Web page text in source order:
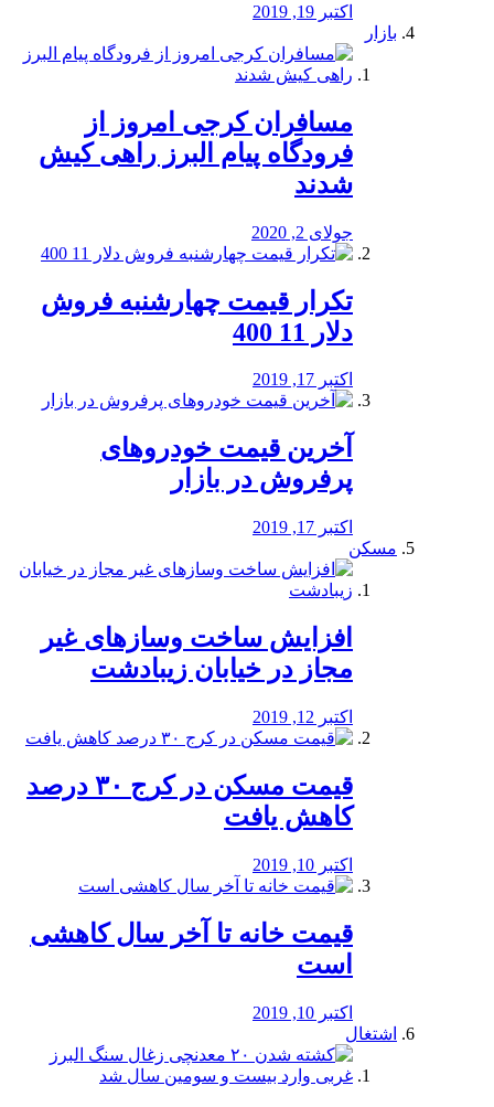
اکتبر 19, 2019
بازار
مسافران کرجی امروز از
فرودگاه پیام البرز راهی کیش
شدند
جولای 2, 2020
تکرار قیمت چهارشنبه فروش
دلار 11 400
اکتبر 17, 2019
آخرین قیمت خودرو‌های
پرفروش در بازار
اکتبر 17, 2019
مسکن
افزایش ساخت وسازهای غیر
مجاز در خیابان زیبادشت
اکتبر 12, 2019
️قیمت مسکن در کرج ۳۰ درصد
کاهش یافت
اکتبر 10, 2019
قیمت خانه تا آخر سال کاهشی
است
اکتبر 10, 2019
اشتغال